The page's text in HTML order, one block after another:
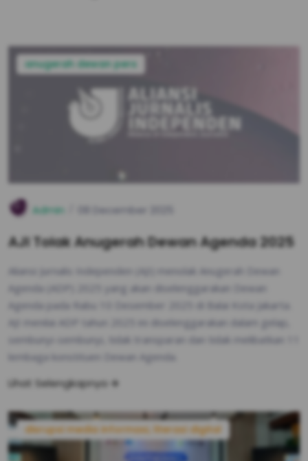
anugerah dewan pers
Admin 08 December 2025
AJI Tolak Anugerah Dewan Agenda 2025
Aliansi Jurnalis Independen (AJI) menolak Anugerah Dewan
Agenda (ADP) 2025 yang akan diselenggarakan Dewan
Agenda pada Rabu 10 Desember 2025 di Balai Kota Jakarta.
AJI menilai ADP tahun 2025 ini diselenggarakan dalam gelap,
sembunyi-sembunyi, tidak transparan dan tidak melibatkan 11
lembaga konstituen Dewan Agenda.
Lihat Selengkapnya
disrupsi media informasi, literasi digital